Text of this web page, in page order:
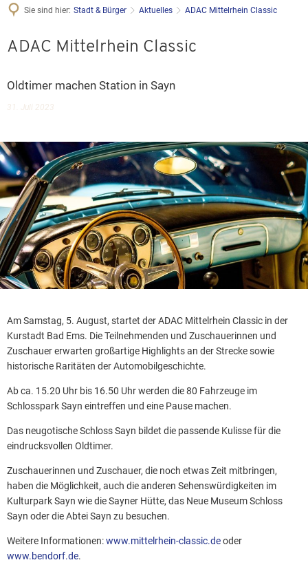
Sie sind hier: Stadt & Bürger Aktuelles ADAC Mittelrhein Classic
ADAC Mittelrhein Classic
Oldtimer machen Station in Sayn
31. Juli 2023
Am Samstag, 5. August, startet der ADAC Mittelrhein Classic in der
Kurstadt Bad Ems. Die Teilnehmenden und Zuschauerinnen und
Zuschauer erwarten großartige Highlights an der Strecke sowie
historische Raritäten der Automobilgeschichte.
Ab ca. 15.20 Uhr bis 16.50 Uhr werden die 80 Fahrzeuge im
Schlosspark Sayn eintreffen und eine Pause machen.
Das neugotische Schloss Sayn bildet die passende Kulisse für die
eindrucksvollen Oldtimer.
Zuschauerinnen und Zuschauer, die noch etwas Zeit mitbringen,
haben die Möglichkeit, auch die anderen Sehenswürdigkeiten im
Kulturpark Sayn wie die Sayner Hütte, das Neue Museum Schloss
Sayn oder die Abtei Sayn zu besuchen.
Weitere Informationen:www.mittelrhein-classic.deoder
www.bendorf.de.